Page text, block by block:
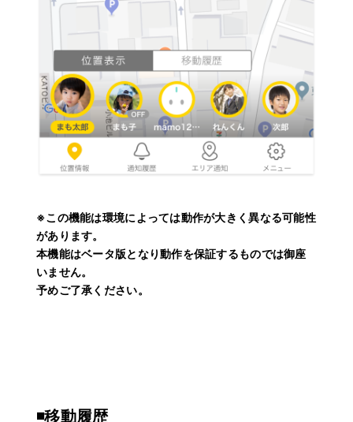
※この機能は環境によっては動作が大きく異なる可能性
があります。
本機能はベータ版となり動作を保証するものでは御座
いません。
予めご了承ください。
◾️移動履歴